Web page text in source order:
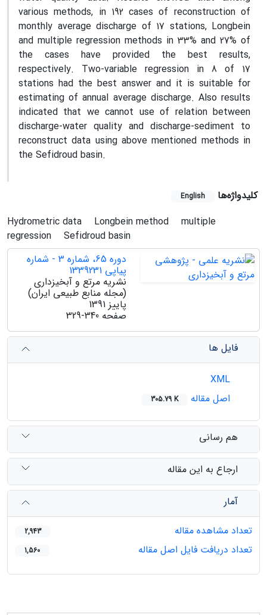
various methods, in 192 cases of reconstruction of
monthly average discharge of 17 stations, Longbein
and multiple regression methods in 33% and 27% of
the cases have provided the best results,
respectively. Two-variable regression in 8 of 17
stations had the best answer and it is suitable for
estimating of annual average discharge. Also results
indicated that we cannot use of relation between
discharge-water quality and discharge-sediment to
reconstruct data using above mentioned methods in
the Sefidroud basin.
کلیدواژه‌ها English
Hydrometric data Longbein method
multiple
regression
Sefidroud basin
دوره 65، شماره 3 - شماره
پیاپی 1339231
نشریه مرتع و آبخیزداری
(مجله منابع طبیعی ایران)
پاییز 1391
صفحه 329-340
فایل ها
اصل مقاله
305.79 K
هم رسانی
ارجاع به این مقاله
آمار
تعداد مشاهده مقاله
2,943
تعداد دریافت فایل اصل مقاله 1,560